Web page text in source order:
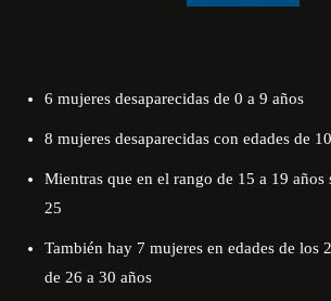
6 mujeres desaparecidas de 0 a 9 años
8 mujeres desaparecidas con edades de
Mientras que en el rango de 15 a 19 años
25
También hay 7 mujeres en edades de los
de 26 a 30 años